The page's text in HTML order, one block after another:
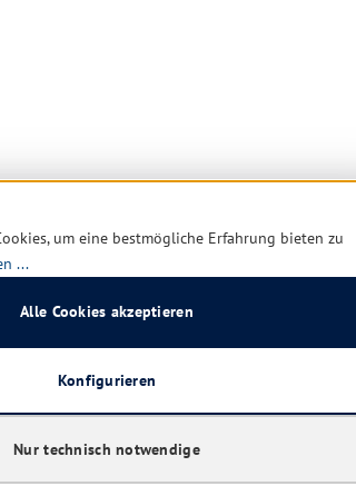
um eine bestmögliche Erfahrung bieten zu
...
Nur technisch notwendige
Konfigurieren
Alle Cookies akzeptieren